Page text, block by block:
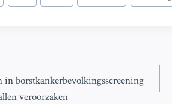
borstkankerbevolkingsscreening
veroorzaken